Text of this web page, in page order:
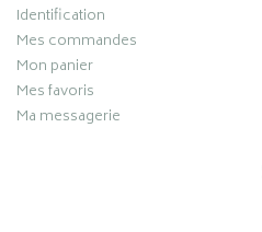
Identification
Mes commandes
Mon panier
Mes favoris
Ma messagerie